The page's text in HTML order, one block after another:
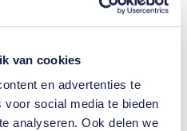
van cookies
en advertenties te
social media te bieden
analyseren. Ook delen we
we Teun eigenlijk
van de competitie
geweest. Daarom maak ik
andere spelers.”